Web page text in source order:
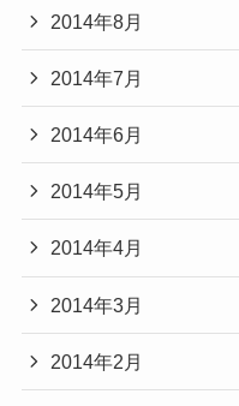
2014年8月
2014年7月
2014年6月
2014年5月
2014年4月
2014年3月
2014年2月